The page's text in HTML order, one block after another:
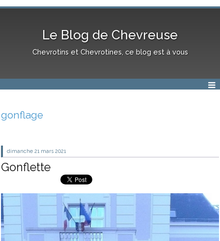
Le Blog de Chevreuse
Chevrotins et Chevrotines, ce blog est à vous
gonflage
dimanche 21 mars 2021
Gonflette